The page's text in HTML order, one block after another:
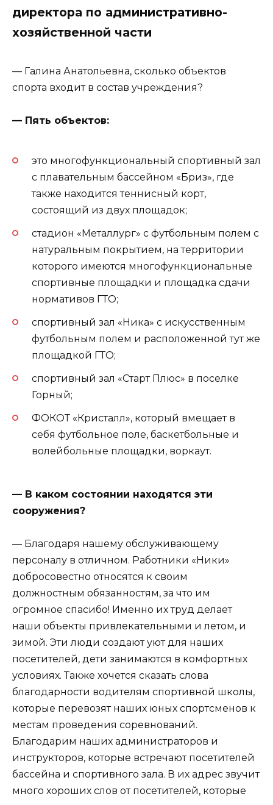
директора по административно-
хозяйственной части
— Галина Анатольевна, сколько объектов
спорта входит в состав учреждения?
— Пять объектов:
это многофункциональный спортивный зал
с плавательным бассейном «Бриз», где
также находится теннисный корт,
состоящий из двух площадок;
стадион «Металлург» с футбольным полем с
натуральным покрытием, на территории
которого имеются многофункциональные
спортивные площадки и площадка сдачи
нормативов ГТО;
спортивный зал «Ника» с искусственным
футбольным полем и расположенной тут же
площадкой ГТО;
спортивный зал «Старт Плюс» в поселке
Горный;
ФОКОТ «Кристалл», который вмещает в
себя футбольное поле, баскетбольные и
волейбольные площадки, воркаут.
— В каком состоянии находятся эти
сооружения?
— Благодаря нашему обслуживающему
персоналу в отличном. Работники «Ники»
добросовестно относятся к своим
должностным обязанностям, за что им
огромное спасибо! Именно их труд делает
наши объекты привлекательными и летом, и
зимой. Эти люди создают уют для наших
посетителей, дети занимаются в комфортных
условиях. Также хочется сказать слова
благодарности водителям спортивной школы,
которые перевозят наших юных спортсменов к
местам проведения соревнований.
Благодарим наших администраторов и
инструкторов, которые встречают посетителей
бассейна и спортивного зала. В их адрес звучит
много хороших слов от посетителей, которые